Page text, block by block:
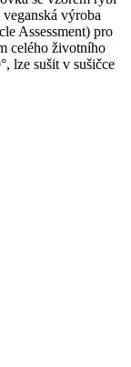
výroba
Assessment) pro
celého životního
lze sušit v sušičce